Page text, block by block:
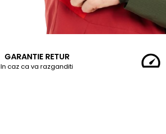
GARANTIE RETUR
In caz ca va razganditi